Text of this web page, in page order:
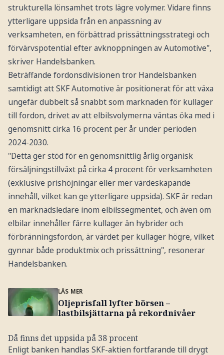
strukturella lönsamhet trots lägre volymer. Vidare finns
ytterligare uppsida från en anpassning av
verksamheten, en förbättrad prissättningsstrategi och
förvärvspotential efter avknoppningen av Automotive",
skriver Handelsbanken.
Beträffande fordonsdivisionen tror Handelsbanken
samtidigt att SKF Automotive är positionerat för att växa
ungefär dubbelt så snabbt som marknaden för kullager
till fordon, drivet av att elbilsvolymerna väntas öka med i
genomsnitt cirka 16 procent per år under perioden
2024-2030.
"Detta ger stöd för en genomsnittlig årlig organisk
försäljningstillväxt på cirka 4 procent för verksamheten
(exklusive prishöjningar eller mer värdeskapande
innehåll, vilket kan ge ytterligare uppsida). SKF är redan
en marknadsledare inom elbilssegmentet, och även om
elbilar innehåller färre kullager än hybrider och
förbränningsfordon, är värdet per kullager högre, vilket
gynnar både produktmix och prissättning", resonerar
Handelsbanken.
LÄS MER
Oljeprisfall lyfter börsen –
lastbilsjättarna på rekordnivåer
Då finns det uppsida på 38 procent
Enligt banken handlas SKF-aktien fortfarande till drygt